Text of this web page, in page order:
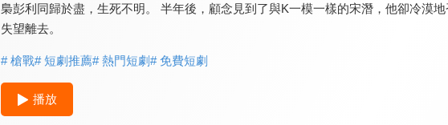
梟彭利同歸於盡，生死不明。 半年後，顧念見到了與K一模一樣的宋潛，他卻冷漠
失望離去。
# 槍戰# 短劇推薦# 熱門短劇# 免費短劇
播放